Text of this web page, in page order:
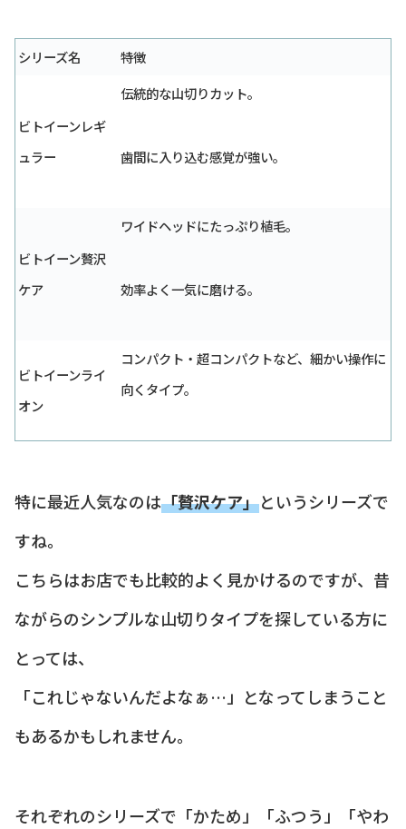
シリーズ名 特徴
ビトイーンレギ
ュラー
伝統的な山切りカット。
歯間に入り込む感覚が強い。
ビトイーン贅沢
ケア
ワイドヘッドにたっぷり植毛。
効率よく一気に磨ける。
ビトイーンライ
オン
コンパクト・超コンパクトなど、細かい操作に
向くタイプ。
特に最近人気なのは「贅沢ケア」というシリーズで
すね。
こちらはお店でも比較的よく見かけるのですが、昔
ながらのシンプルな山切りタイプを探している方に
とっては、
「これじゃないんだよなぁ…」となってしまうこと
もあるかもしれません。
それぞれのシリーズで「かため」「ふつう」「やわ